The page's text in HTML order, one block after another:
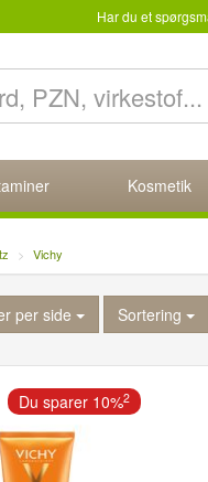
Har du et
Kosmetik
Vichy
per side Sortering
Du sparer 10%2